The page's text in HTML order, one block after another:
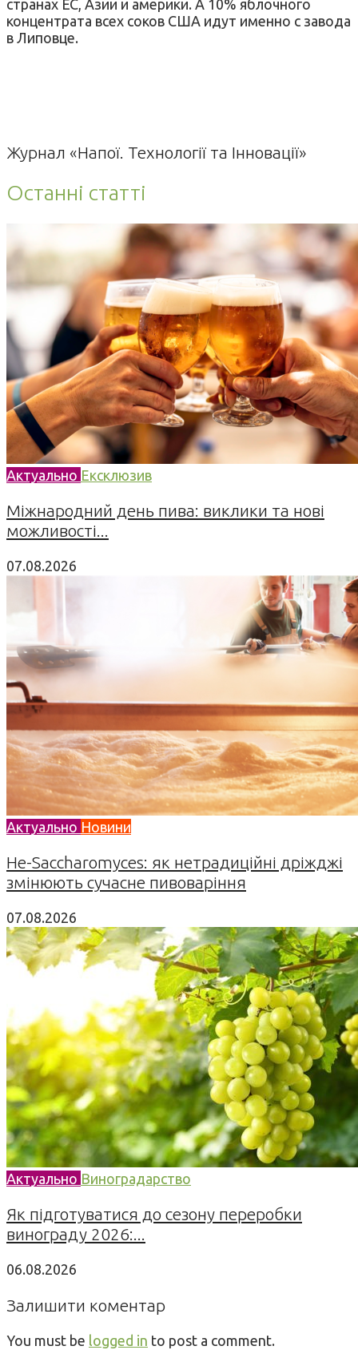
странах ЕС, Азии и америки. А 10% яблочного
концентрата всех соков США идут именно с завода
в Липовце.
Журнал «Напої. Технології та Інновації»
Останні статті
Актуально Ексклюзив
Міжнародний день пива: виклики та нові
можливості...
07.08.2026
Актуально Новини
Не-Saccharomyces: як нетрадиційні дріжджі
змінюють сучасне пивоваріння
07.08.2026
Актуально Виноградарство
Як підготуватися до сезону переробки
винограду 2026:...
06.08.2026
Залишити коментар
You must be logged in to post a comment.